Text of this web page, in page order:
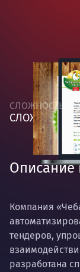
СЛОЖНОСТЬ
СЛОЖНАЯ
Описание
Компания
тендеров,
разработана